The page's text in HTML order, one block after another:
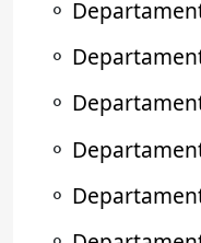
⚬
⚬
⚬
⚬
⚬